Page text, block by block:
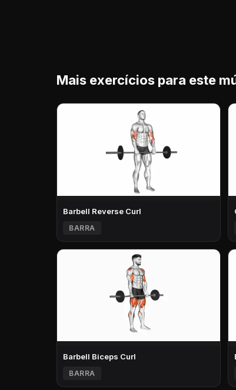
Mais exercícios para este
Barbell Reverse Curl
BARRA
Barbell Biceps Curl
BARRA